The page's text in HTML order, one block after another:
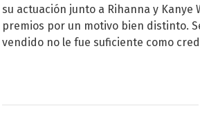
su actuación junto a Rihanna y
premios por un motivo bien distinto.
vendido no le fue suficiente como